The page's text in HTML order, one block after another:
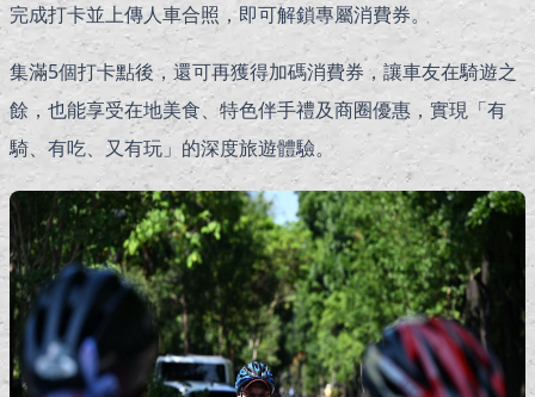
完成打卡並上傳人車合照，即可解鎖專屬消費券。
集滿5個打卡點後，還可再獲得加碼消費券，讓車友在騎遊之
餘，也能享受在地美食、特色伴手禮及商圈優惠，實現「有
騎、有吃、又有玩」的深度旅遊體驗。